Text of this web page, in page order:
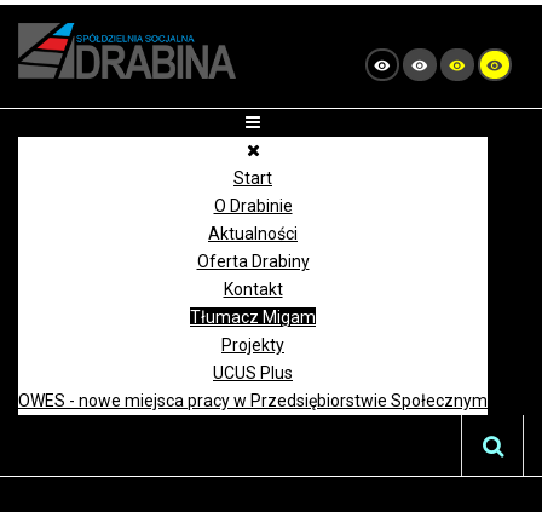
Start
O Drabinie
Aktualności
Oferta Drabiny
Kontakt
Tłumacz Migam
Projekty
UCUS Plus
OWES - nowe miejsca pracy w Przedsiębiorstwie Społecznym